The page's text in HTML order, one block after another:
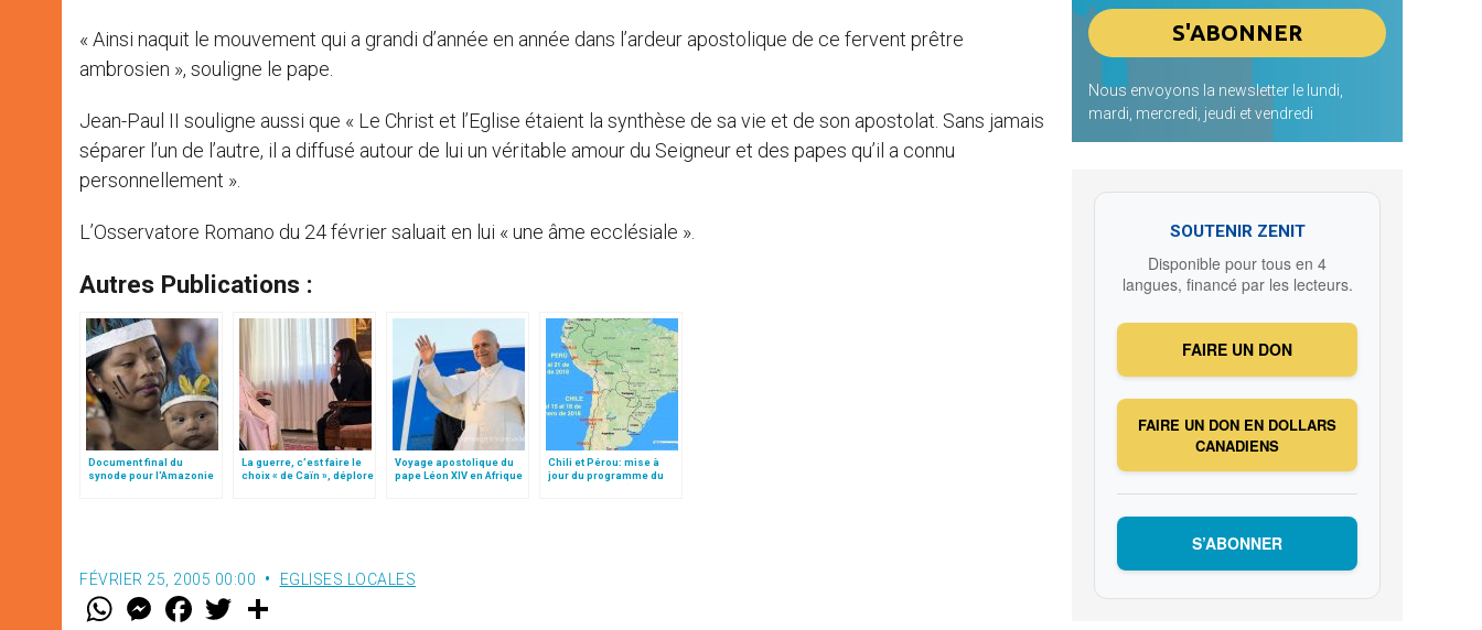
« Ainsi naquit le mouvement qui a grandi d’année en année dans l’ardeur apostolique de ce fervent prêtre
ambrosien », souligne le pape.
Jean-Paul II souligne aussi que « Le Christ et l’Eglise étaient la synthèse de sa vie et de son apostolat. Sans jamais
séparer l’un de l’autre, il a diffusé autour de lui un véritable amour du Seigneur et des papes qu’il a connu
personnellement ».
L’Osservatore Romano du 24 février saluait en lui « une âme ecclésiale ».
Autres Publications :
Document final du
synode pour l'Amazonie
La guerre, c’est faire le
choix « de Caïn », déplore
Voyage apostolique du
pape Léon XIV en Afrique
Chili et Pérou: mise à
jour du programme du
FÉVRIER 25, 2005 00:00 EGLISES LOCALES
W M
e
F
a w
Nous envoyons la newsletter le lundi,
mardi, mercredi, jeudi et vendredi
SOUTENIR ZENIT
Disponible pour tous en 4
langues, financé par les lecteurs.
FAIRE UN DON
FAIRE UN DON EN DOLLARS
CANADIENS
S’ABONNER